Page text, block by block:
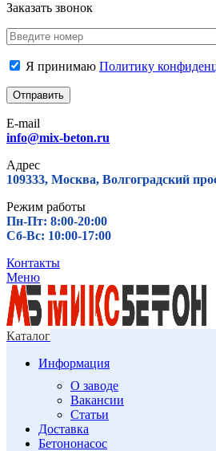
Заказать звонок
Я принимаю Политику
E-mail
info@mix-beton.ru
Адрес
109333, Москва, Волгоградский
Режим работы
Пн-Пт: 8:00-20:00
Сб-Вс: 10:00-17:00
Контакты
Меню
Каталог
Информация
О заводе
Вакансии
Статьи
Доставка
Бетононасос